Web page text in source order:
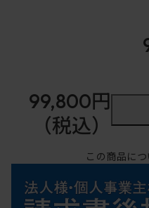
99,800円
（税込）
この商品に